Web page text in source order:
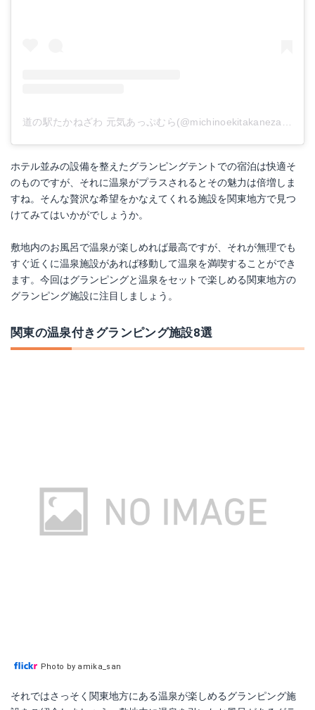
道の駅たかねざわ 元気あっぷむら(@michinoekitakanezawa)がシェアした投稿
ホテル並みの設備を整えたグランピングテントでの宿泊は快適そ
のものですが、それに温泉がプラスされるとその魅力は倍増しま
すね。そんな贅沢な希望をかなえてくれる施設を関東地方で見つ
けてみてはいかがでしょうか。
敷地内のお風呂で温泉が楽しめれば最高ですが、それが無理でも
すぐ近くに温泉施設があれば移動して温泉を満喫することができ
ます。今回はグランピングと温泉をセットで楽しめる関東地方の
グランピング施設に注目しましょう。
関東の温泉付きグランピング施設8選
Photo by amika_san
それではさっそく関東地方にある温泉が楽しめるグランピング施